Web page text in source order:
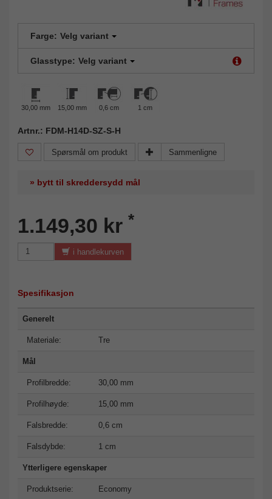
Farge: Velg variant
Glasstype: Velg variant
30,00 mm 15,00 mm 0,6 cm 1 cm
Artnr.: FDM-H14D-SZ-S-H
Spørsmål om produkt Sammenligne
» bytt til skreddersydd mål
1.149,30 kr *
i handlekurven
Spesifikasjon
Generelt
Materiale: Tre
Mål
Profilbredde: 30,00 mm
Profilhøyde: 15,00 mm
Falsbredde: 0,6 cm
Falsdybde: 1 cm
Ytterligere egenskaper
Produktserie: Economy